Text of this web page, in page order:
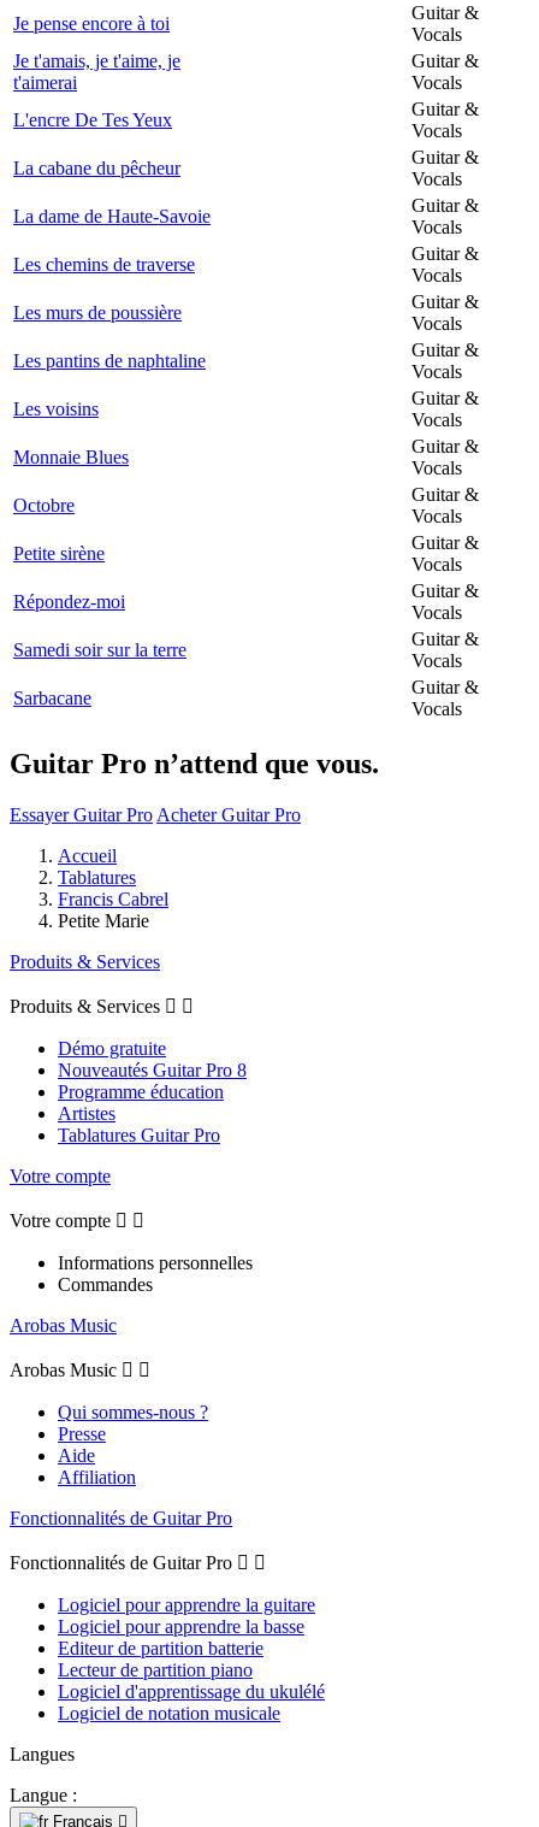
Je pense encore à toi
Guitar &
Vocals
Je t'amais, je t'aime, je
t'aimerai
Guitar &
Vocals
L'encre De Tes Yeux
Guitar &
Vocals
La cabane du pêcheur
Guitar &
Vocals
La dame de Haute-Savoie
Guitar &
Vocals
Les chemins de traverse
Guitar &
Vocals
Les murs de poussière
Guitar &
Vocals
Les pantins de naphtaline
Guitar &
Vocals
Les voisins
Guitar &
Vocals
Monnaie Blues
Guitar &
Vocals
Octobre
Guitar &
Vocals
Petite sirène
Guitar &
Vocals
Répondez-moi
Guitar &
Vocals
Samedi soir sur la terre
Guitar &
Vocals
Sarbacane
Guitar &
Vocals
Guitar Pro n’attend que vous.
Essayer Guitar Pro Acheter Guitar Pro
Accueil
Tablatures
Francis Cabrel
Petite Marie
Produits & Services
Produits & Services  
Démo gratuite
Nouveautés Guitar Pro 8
Programme éducation
Artistes
Tablatures Guitar Pro
Votre compte
Votre compte  
Informations personnelles
Commandes
Arobas Music
Arobas Music  
Qui sommes-nous ?
Presse
Aide
Affiliation
Fonctionnalités de Guitar Pro
Fonctionnalités de Guitar Pro  
Logiciel pour apprendre la guitare
Logiciel pour apprendre la basse
Editeur de partition batterie
Lecteur de partition piano
Logiciel d'apprentissage du ukulélé
Logiciel de notation musicale
Langues
Langue :
Français 